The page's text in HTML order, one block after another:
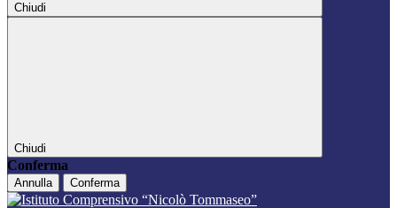
Chiudi
Chiudi
Conferma
Annulla Conferma